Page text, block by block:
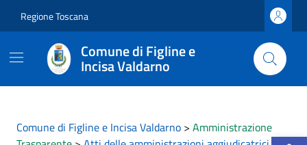
Regione Toscana
Comune di Figline e
Incisa Valdarno
Comune di Figline e Incisa Valdarno > Amministrazione